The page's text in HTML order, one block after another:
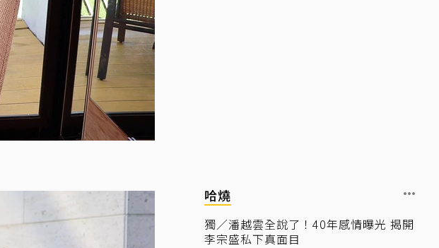
哈燒
獨／潘越雲全說了！40年感情曝光 揭開
李宗盛私下真面目